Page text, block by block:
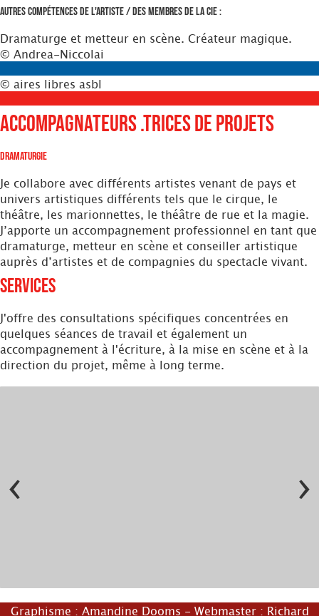
Autres compétences de l'artiste / des membres de la Cie :
Dramaturge et metteur en scène. Créateur magique.
© Andrea-Niccolai
© aires libres asbl
Accompagnateurs .trices de projets
Dramaturgie
Je collabore avec différents artistes venant de pays et
univers artistiques différents tels que le cirque, le
théâtre, les marionnettes, le théâtre de rue et la magie.
J’apporte un accompagnement professionnel en tant que
dramaturge, metteur en scène et conseiller artistique
auprès d’artistes et de compagnies du spectacle vivant.
Services
J'offre des consultations spécifiques concentrées en
quelques séances de travail et également un
accompagnement à l'écriture, à la mise en scène et à la
direction du projet, même à long terme.
‹ ›
Graphisme : Amandine Dooms - Webmaster : Richard